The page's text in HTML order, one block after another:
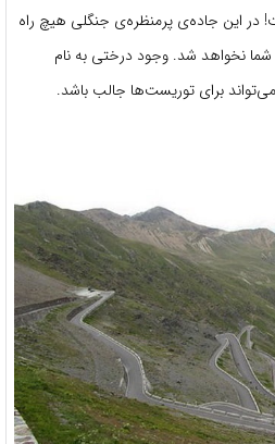
عدد پیچ است! در این جاده‌ی پرمنظره‌ی جنگلی هیچ راه
شما نخواهد شد. وجود درختی به نام